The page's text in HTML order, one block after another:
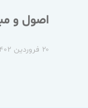
اصول و
۲۰ فروردین ۱۴۰۲